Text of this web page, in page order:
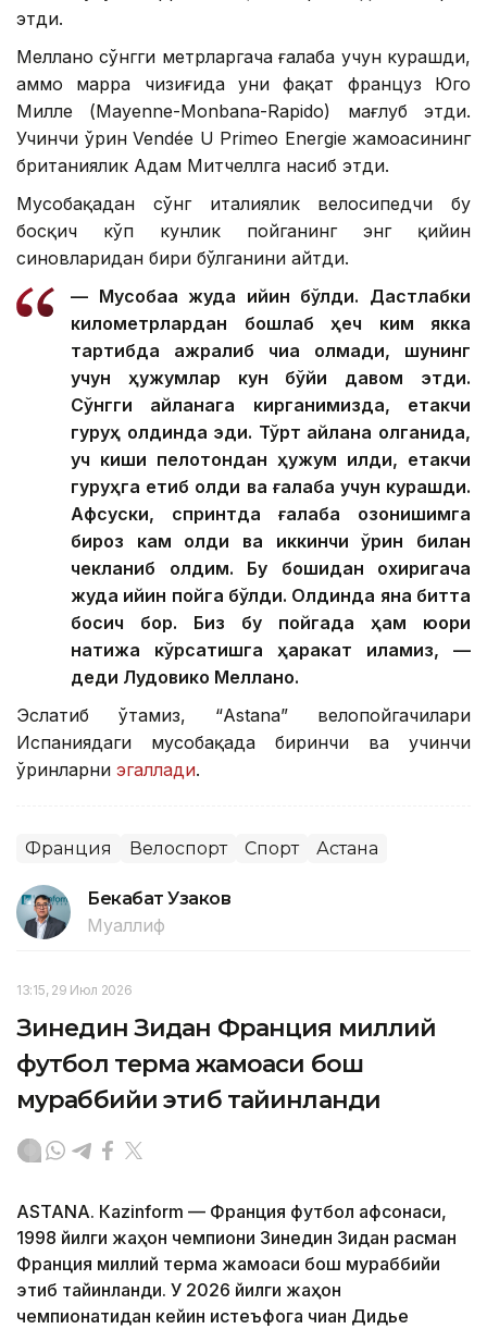
этди.
Меллано сўнгги метрларгача ғалаба учун курашди,
аммо марра чизиғида уни фақат француз Юго
Милле (Mayenne-Monbana-Rapido) мағлуб этди.
Учинчи ўрин Vendée U Primeo Energie жамоасининг
британиялик Адам Митчеллга насиб этди.
Мусобақадан сўнг италиялик велосипедчи бу
босқич кўп кунлик пойганинг энг қийин
синовларидан бири бўлганини айтди.
— Мусобақа жуда қийин бўлди. Дастлабки
километрлардан бошлаб ҳеч ким якка
тартибда ажралиб чиқа олмади, шунинг
учун ҳужумлар кун бўйи давом этди.
Сўнгги айланага кирганимизда, етакчи
гуруҳ олдинда эди. Тўрт айлана қолганида,
уч киши пелотондан ҳужум қилди, етакчи
гуруҳга етиб олди ва ғалаба учун курашди.
Афсуски, спринтда ғалаба қозонишимга
бироз кам қолди ва иккинчи ўрин билан
чекланиб қолдим. Бу бошидан охиригача
жуда қийин пойга бўлди. Олдинда яна битта
босқич бор. Биз бу пойгада ҳам юқори
натижа кўрсатишга ҳаракат қиламиз, —
деди Лудовико Меллано.
Эслатиб ўтамиз, “Аstana” велопойгачилари
Испаниядаги мусобақада биринчи ва учинчи
ўринларни эгаллади.
Франция Велоспорт Спорт Астана
Бекабат Узаков
Муаллиф
13:15, 29 Июл 2026
Зинедин Зидан Франция миллий
футбол терма жамоаси бош
мураббийи этиб тайинланди
ASTANА. Кazinform — Франция футбол афсонаси,
1998 йилги жаҳон чемпиони Зинедин Зидан расман
Франция миллий терма жамоаси бош мураббийи
этиб тайинланди. У 2026 йилги жаҳон
чемпионатидан кейин истеъфога чиққан Дидье